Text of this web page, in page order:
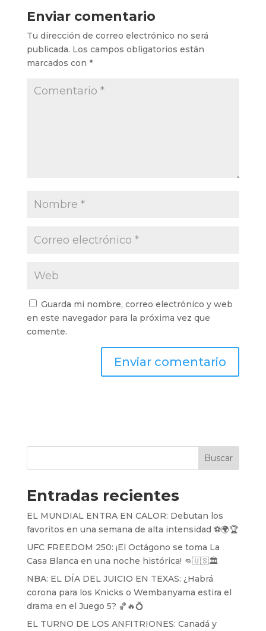
Enviar comentario
Tu dirección de correo electrónico no será
publicada. Los campos obligatorios están
marcados con *
Guarda mi nombre, correo electrónico y web
en este navegador para la próxima vez que
comente.
Buscar
Entradas recientes
EL MUNDIAL ENTRA EN CALOR: Debutan los
favoritos en una semana de alta intensidad ⚽️🌍🏆
UFC FREEDOM 250: ¡El Octágono se toma La
Casa Blanca en una noche histórica! 👊🇺🇸🏛️
NBA: EL DÍA DEL JUICIO EN TEXAS: ¿Habrá
corona para los Knicks o Wembanyama estira el
drama en el Juego 5? 🏀🔥💍
EL TURNO DE LOS ANFITRIONES: Canadá y